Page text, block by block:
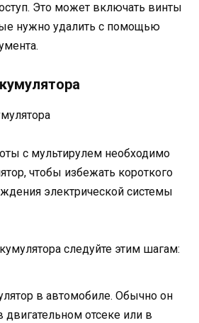
Это может включать винты
нужно удалить с помощью
с мультирулем необходимо
чтобы избежать короткого
электрической системы
следуйте этим шагам:
в автомобиле. Обычно он
двигательном отсеке или в